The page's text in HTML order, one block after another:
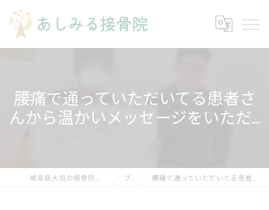
腰痛で通っていただいてる患者さ
んから温かいメッセージをいただ...
ブログ 腰痛で通っていただいてる患者さんから温かいメッセージをいただ...